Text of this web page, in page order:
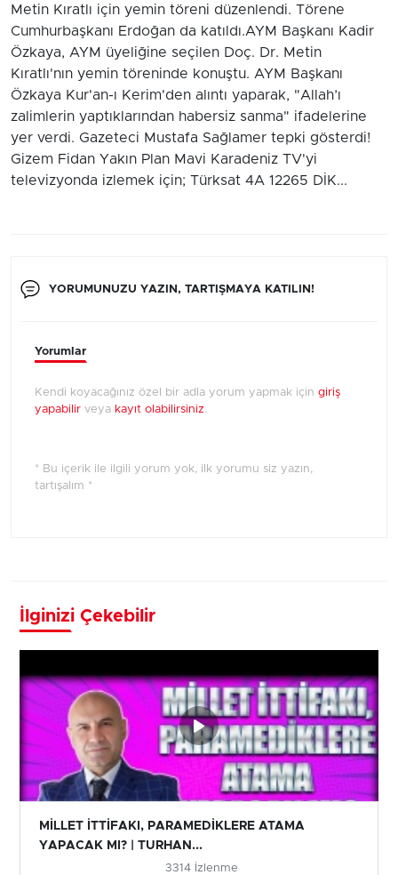
Metin Kıratlı için yemin töreni düzenlendi. Törene
Cumhurbaşkanı Erdoğan da katıldı.AYM Başkanı Kadir
Özkaya, AYM üyeliğine seçilen Doç. Dr. Metin
Kıratlı'nın yemin töreninde konuştu. AYM Başkanı
Özkaya Kur'an-ı Kerim'den alıntı yaparak, "Allah’ı
zalimlerin yaptıklarından habersiz sanma" ifadelerine
yer verdi. Gazeteci Mustafa Sağlamer tepki gösterdi!
Gizem Fidan Yakın Plan Mavi Karadeniz TV'yi
televizyonda izlemek için; Türksat 4A 12265 DİK...
YORUMUNUZU YAZIN, TARTIŞMAYA KATILIN!
Yorumlar
Kendi koyacağınız özel bir adla yorum yapmak için giriş
yapabilir veya kayıt olabilirsiniz.
* Bu içerik ile ilgili yorum yok, ilk yorumu siz yazın,
tartışalım *
İlginizi Çekebilir
MİLLET İTTİFAKI, PARAMEDİKLERE ATAMA
YAPACAK MI? | TURHAN...
3314 İzlenme